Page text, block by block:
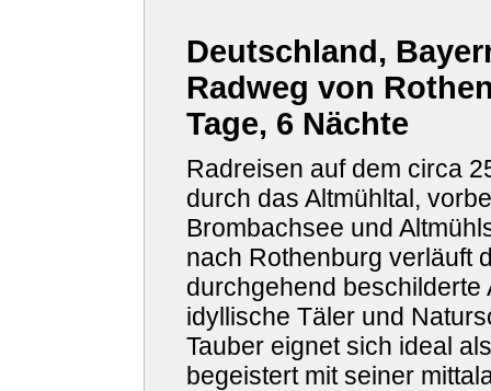
Deutschland,
Radweg von
Tage, 6 Nächte
Radreisen auf dem circa
durch das Altmühltal,
Brombachsee und
nach Rothenburg verläuft
durchgehend beschilderte
idyllische Täler und
Tauber eignet sich ideal
begeistert mit seiner